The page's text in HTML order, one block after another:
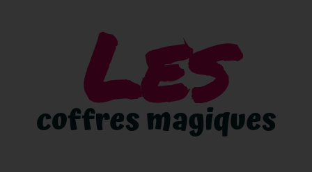
Les
coffres magiques